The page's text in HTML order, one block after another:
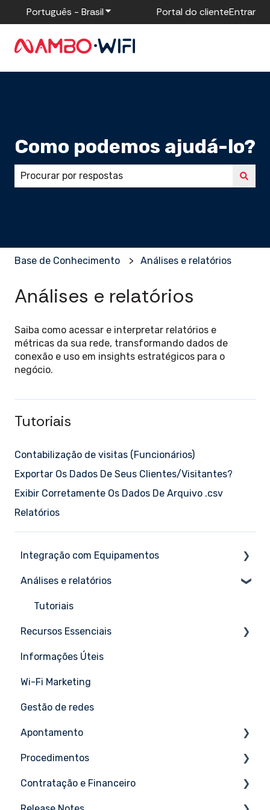
Português - BrasilMostrar submenu para traduções
Portal do clienteEntrar
Como podemos ajudá-lo?
Base de Conhecimento Análises e relatórios
Análises e relatórios
Saiba como acessar e interpretar relatórios e
métricas da sua rede, transformando dados de
conexão e uso em insights estratégicos para o
negócio.
Tutoriais
Contabilização de visitas (Funcionários)
Exportar Os Dados De Seus Clientes/Visitantes?
Exibir Corretamente Os Dados De Arquivo .csv
Relatórios
Integração com Equipamentos
Aruba
Cambium
Cisco
Draytek
EdgeCore
Extreme Networks
Fortigate
GrandStream
Huawei
Análises e relatórios
Tutoriais
Recursos Essenciais
Tutoriais
Informações Úteis
Wi-Fi Marketing
Gestão de redes
Apontamento
Tutoriais
Procedimentos
Tutoriais
Contratação e Financeiro